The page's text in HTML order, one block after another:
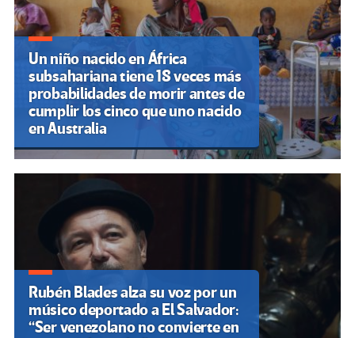
Un niño nacido en África
subsahariana tiene 18 veces más
probabilidades de morir antes de
cumplir los cinco que uno nacido
en Australia
Rubén Blades alza su voz por un
músico deportado a El Salvador:
“Ser venezolano no convierte en